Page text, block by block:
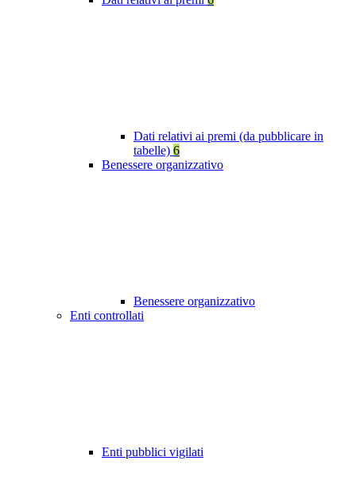
Dati relativi ai premi (da pubblicare in
tabelle) 6
Benessere organizzativo
Benessere organizzativo
Enti controllati
Enti pubblici vigilati